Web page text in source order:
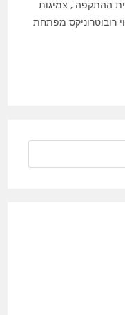
ההתקפה , צמיגות
רובוטרוניקס מפתחת